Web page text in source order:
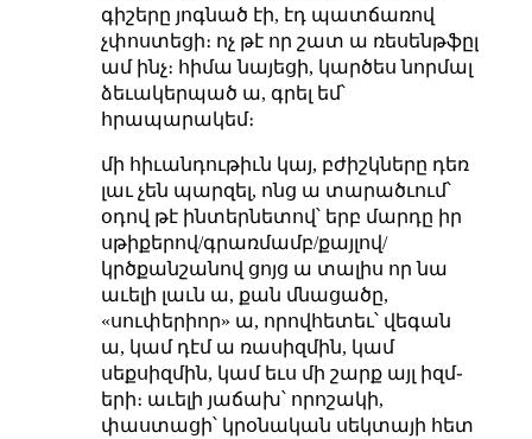
գիշերը յոգնած էի, էդ պատճառով
չփոստեցի։ ոչ թէ որ շատ ա ռեսենթֆըլ
ամ ինչ։ հիմա նայեցի, կարծես նորմալ
ձեւակերպած ա, գրել եմ՝
հրապարակեմ։
մի հիւանդութիւն կայ, բժիշկները դեռ
լաւ չեն պարզել, ոնց ա տարածւում՝
օդով թէ ինտերնետով՝ երբ մարդը իր
սթիքերով/գրառմամբ/քայլով/
կրծքանշանով ցոյց ա տալիս որ նա
աւելի լաւն ա, քան մնացածը,
«սուփերիոր» ա, որովհետեւ՝ վեգան
ա, կամ դէմ ա ռասիզմին, կամ
սեքսիզմին, կամ եւս մի շարք այլ իզմ֊
երի։ աւելի յաճախ՝ որոշակի,
փաստացի՝ կրօնական սեկտայի հետ